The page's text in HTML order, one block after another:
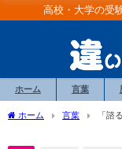
高校・大学の受
ホーム 言葉
ホーム 言葉 「諮